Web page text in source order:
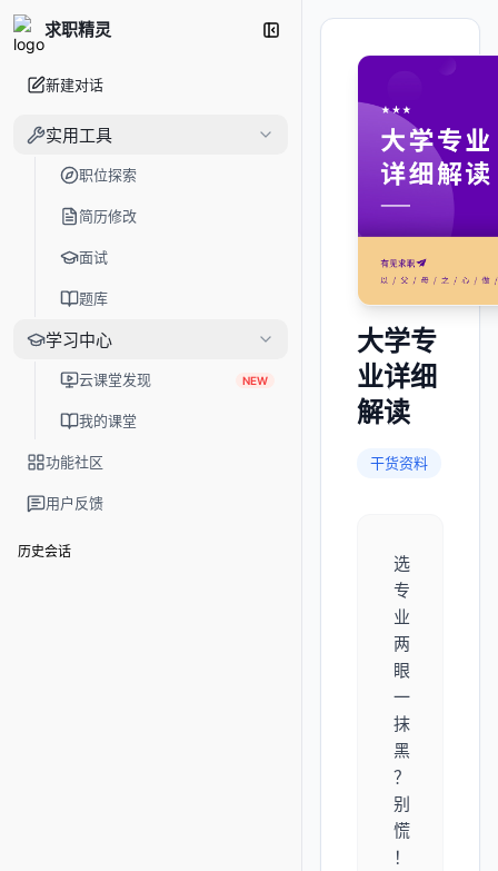
求职精灵
新建对话
实用工具
职位探索
简历修改
面试
题库
学习中心
云课堂发现 NEW
我的课堂
功能社区
用户反馈
历史会话
大学专
业详细
解读
干货资料
选
专
业
两
眼
一
抹
黑
？
别
慌
！